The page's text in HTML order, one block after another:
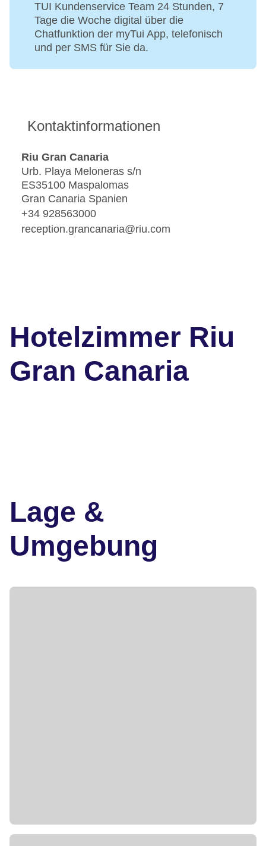
TUI Kundenservice Team 24 Stunden, 7
Tage die Woche digital über die
Chatfunktion der myTui App, telefonisch
und per SMS für Sie da.
Kontaktinformationen
Riu Gran Canaria
Urb. Playa Meloneras s/n
ES35100 Maspalomas
Gran Canaria Spanien
+34 928563000
reception.grancanaria@riu.com
Hotelzimmer Riu
Gran Canaria
Lage &
Umgebung